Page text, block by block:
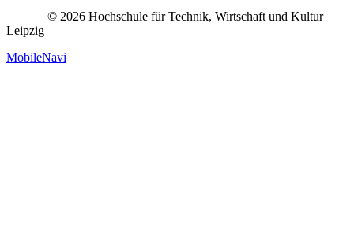
© 2026 Hochschule für Technik, Wirtschaft und Kultur
Leipzig
MobileNavi